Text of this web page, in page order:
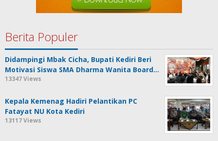
Berita Populer
Didampingi Mbak Cicha, Bupati Kediri Beri
Motivasi Siswa SMA Dharma Wanita Board…
13347 Views
Kepala Kemenag Hadiri Pelantikan PC
Fatayat NU Kota Kediri
13117 Views